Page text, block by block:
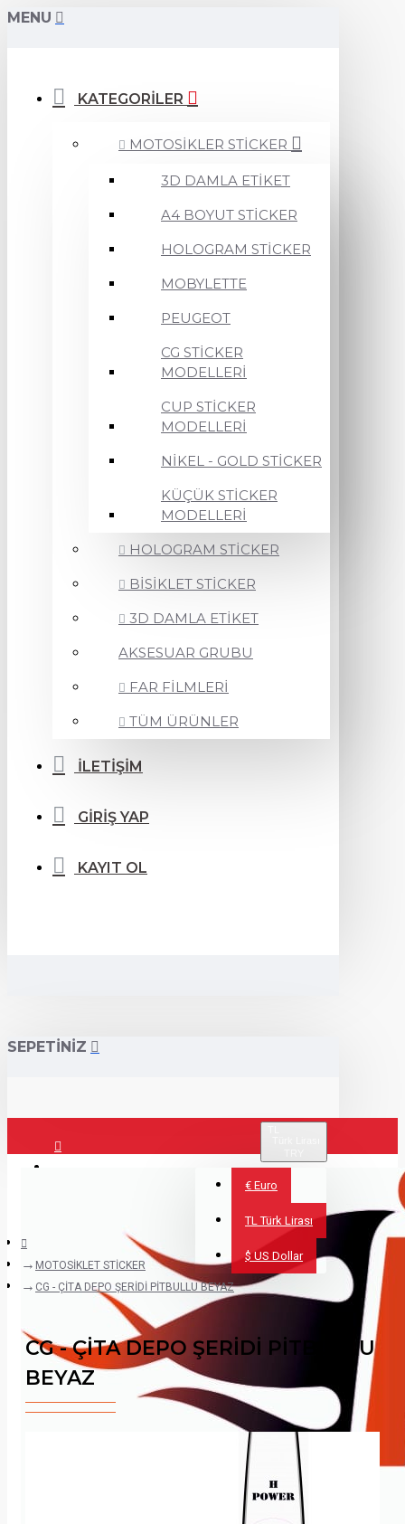
MENU
KATEGORİLER
MOTOSİKLER STİCKER
3D DAMLA ETİKET
A4 BOYUT STİCKER
HOLOGRAM STİCKER
MOBYLETTE
PEUGEOT
CG STİCKER
MODELLERİ
CUP STİCKER
MODELLERİ
NİKEL - GOLD STİCKER
KÜÇÜK STİCKER
MODELLERİ
HOLOGRAM STİCKER
BİSİKLET STİCKER
3D DAMLA ETİKET
AKSESUAR GRUBU
FAR FİLMLERİ
TÜM ÜRÜNLER
İLETİŞİM
GİRİŞ YAP
KAYIT OL
SEPETİNİZ
€ Euro
TL Türk Lirası
$ US Dollar
MOTOSİKLET STİCKER
CG - ÇİTA DEPO ŞERİDİ PİTBULLU BEYAZ
CG - ÇİTA DEPO ŞERİDİ PİTBULLU
BEYAZ